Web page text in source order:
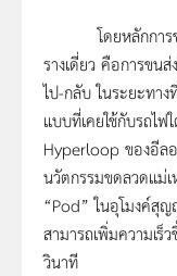
โดยหลักการขอ
รางเดี่ยว คือการขน
ไป-กลับ ในระยะทา
แบบที่เคยใช้กับรถไ
Hyperloop ของอีล
นวัตกรรมขดลวดแม่เ
“Pod” ในอุโมงค์สุญ
สามารถเพิ่มความเร็
วินาที